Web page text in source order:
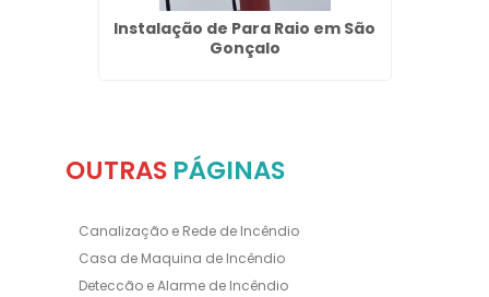
Instalação de Para Raio em São
Gonçalo
OUTRAS PÁGINAS
Canalização e Rede de Incêndio
Casa de Maquina de Incêndio
Deteccão e Alarme de Incêndio